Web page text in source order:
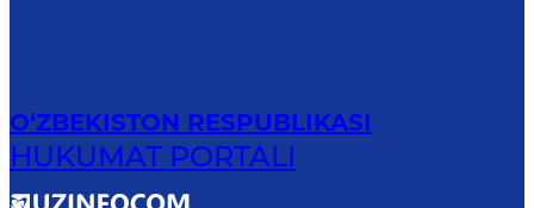
O‘ZBEKISTON RESPUBLIKASI
HUKUMAT PORTALI